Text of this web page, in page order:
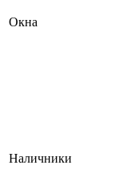
Окна
Наличники